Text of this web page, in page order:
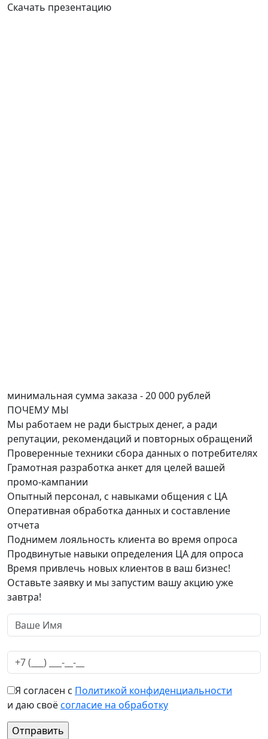
Скачать презентацию
минимальная сумма заказа - 20 000 рублей
ПОЧЕМУ МЫ
Мы работаем не ради быстрых денег, а ради
репутации, рекомендаций и повторных обращений
Проверенные техники сбора данных о потребителях
Грамотная разработка анкет для целей вашей
промо-кампании
Опытный персонал, с навыками общения с ЦА
Оперативная обработка данных и составление
отчета
Поднимем лояльность клиента во время опроса
Продвинутые навыки определения ЦА для опроса
Время привлечь новых клиентов в ваш бизнес!
Оставьте заявку и мы запустим вашу акцию уже
завтра!
Я согласен с Политикой конфиденциальности
и даю своёсогласие на обработку